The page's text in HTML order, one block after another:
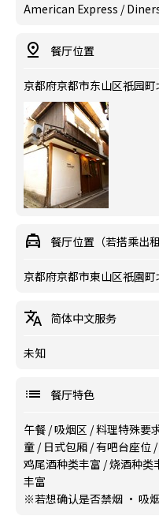
American Express /
餐厅位置
京都府京都市东山区祇园
餐厅位置（若搭乘出
京都府京都市東山区祇園
简体中文服务
未知
餐厅特色
午餐 /吸烟区 /料理特殊要
童 / 日式包厢 /有吧台座位 /
鸡尾酒种类丰富 /烧酒种类
丰富
※若想确认是否禁烟 · 吸